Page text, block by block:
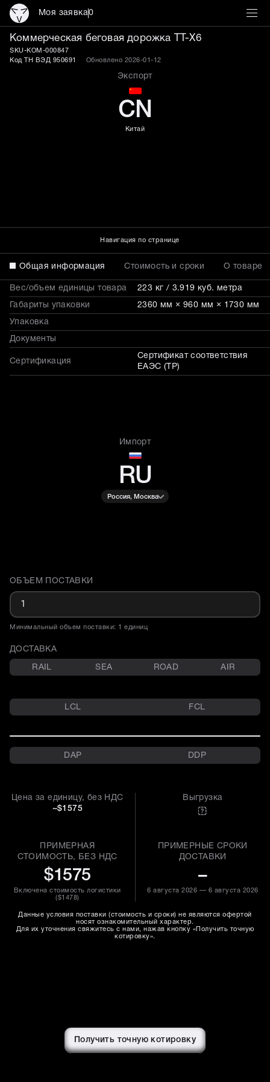
Моя заявка0
Беговая дорожка TT-X6
Коммерческая беговая дорожка TT-X6
SKU-KOM-000847
Код ТН ВЭД 950691
Обновлено 2026-01-12
Экспорт
CN
Китай
Навигация по странице
Общая информация Стоимость и сроки О товаре
Вес/объем единицы товара 223 кг / 3.919 куб. метра
Габариты упаковки 2360 мм × 960 мм × 1730 мм
Упаковка
Документы
Сертификация
Сертификат соответствия
ЕАЭС (ТР)
Импорт
RU
Россия, Москва
Доставка и объем поставки
ОБЪЕМ ПОСТАВКИ
Минимальный объем поставки: 1 единиц
ДОСТАВКА
RAIL SEA ROAD AIR
LCL FCL
DAP DDP
Цена за единицу, без НДС
~$1575
ПРИМЕРНАЯ
СТОИМОСТЬ, БЕЗ НДС
$1575
Включена стоимость логистики
($1478)
Выгрузка
ПРИМЕРНЫЕ СРОКИ
ДОСТАВКИ
–
6 августа 2026 — 6 августа 2026
Данные условия поставки (стоимость и сроки) не являются офертой
носят ознакомительный характер.
Для их уточнения свяжитесь с нами, нажав кнопку «Получить точную
котировку».
Получить точную котировку